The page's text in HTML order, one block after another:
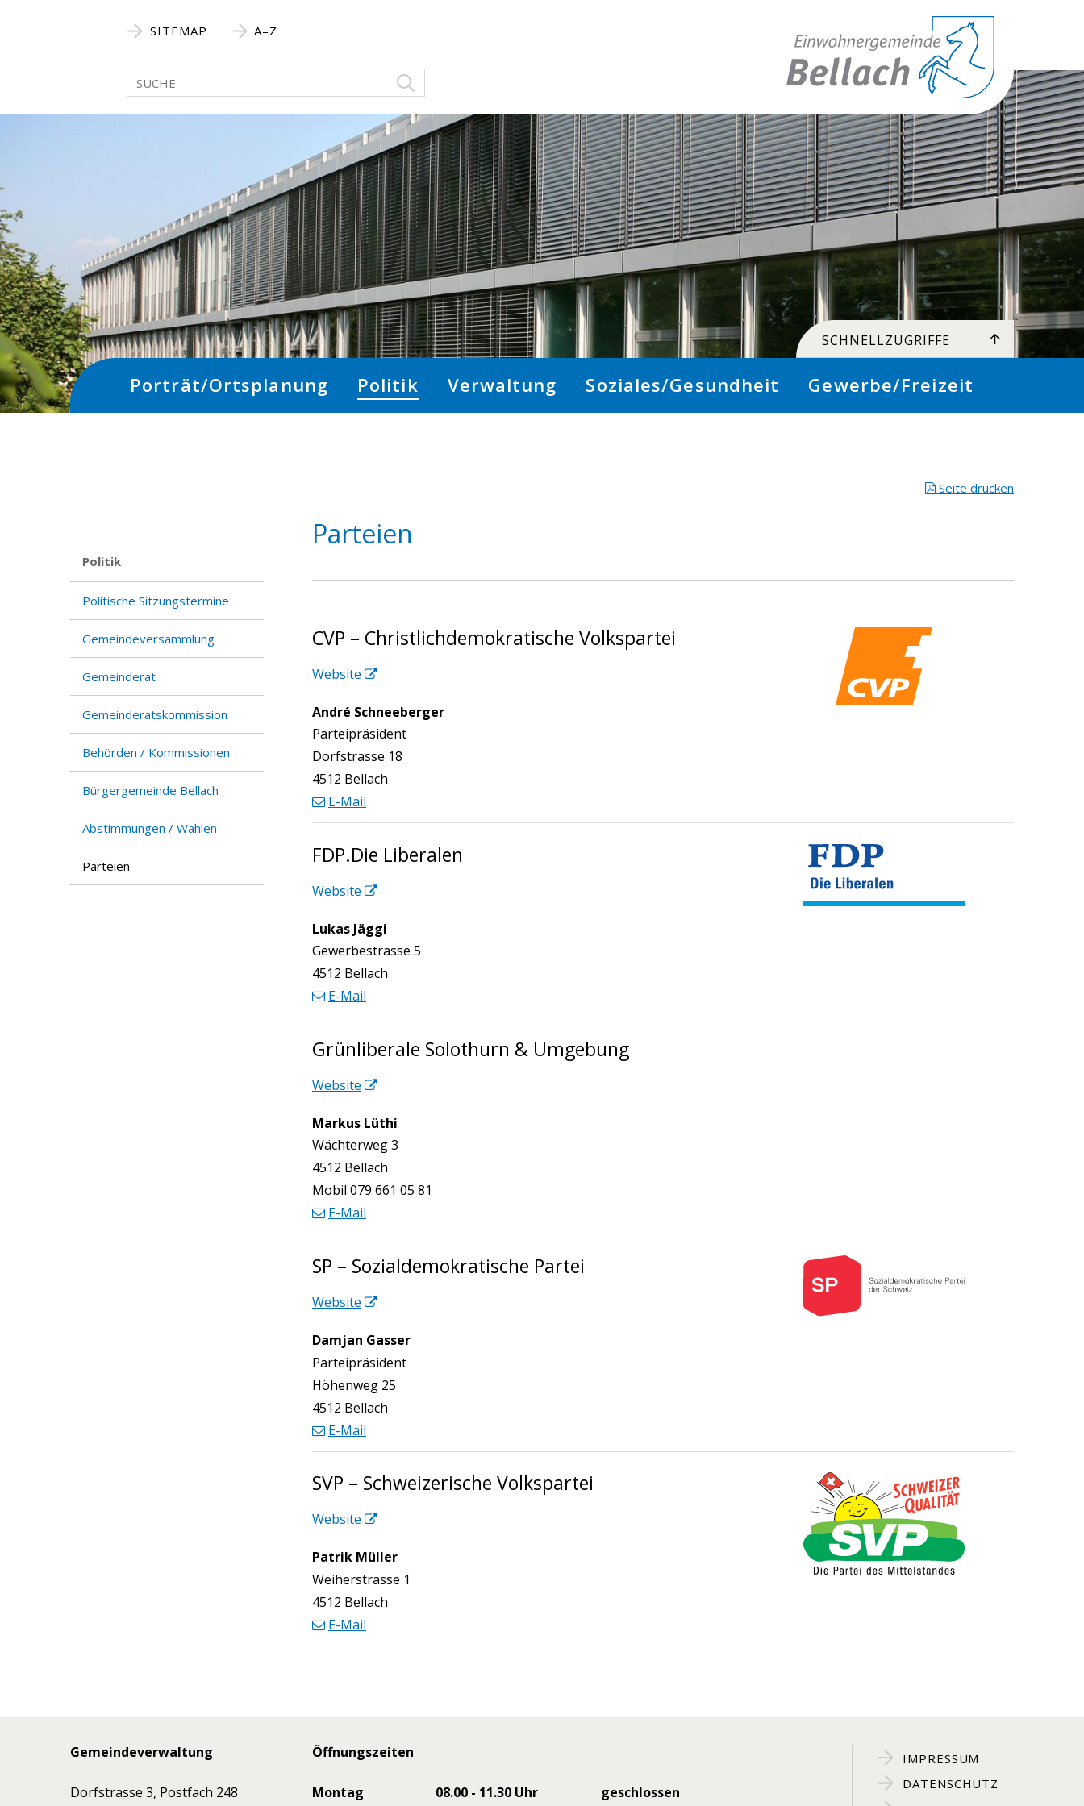
SITEMAP A–Z
Suchbegriff
Suche starten
Toplinks
SCHNELLZUGRIFFE
Porträt/Ortsplanung Politik Verwaltung Soziales/Gesundheit Gewerbe/Freizeit
Seite drucken
Parteien
CVP – Christlichdemokratische Volkspartei
Website
André Schneeberger
Funktion
Parteipräsident
Dorfstrasse 18
4512 Bellach
E-Mail
FDP.Die Liberalen
Website
Lukas Jäggi
Funktion
Gewerbestrasse 5
4512 Bellach
E-Mail
Grünliberale Solothurn & Umgebung
Website
Markus Lüthi
Funktion
Wächterweg 3
4512 Bellach
Mobil 079 661 05 81
E-Mail
SP – Sozialdemokratische Partei
Website
Damjan Gasser
Funktion
Parteipräsident
Höhenweg 25
4512 Bellach
E-Mail
SVP – Schweizerische Volkspartei
Website
Patrik Müller
Funktion
Weiherstrasse 1
4512 Bellach
E-Mail
Subnav:
Politik
Politische Sitzungstermine
Gemeindeversammlung
Gemeinderat
Gemeinderatskommission
Behörden / Kommissionen
Bürgergemeinde Bellach
Abstimmungen / Wahlen
Parteien
Footer
Gemeindeverwaltung
Dorfstrasse 3, Postfach 248
Öffnungszeiten
Montag 08.00 - 11.30 Uhr
geschlossen
IMPRESSUM
DATENSCHUTZ